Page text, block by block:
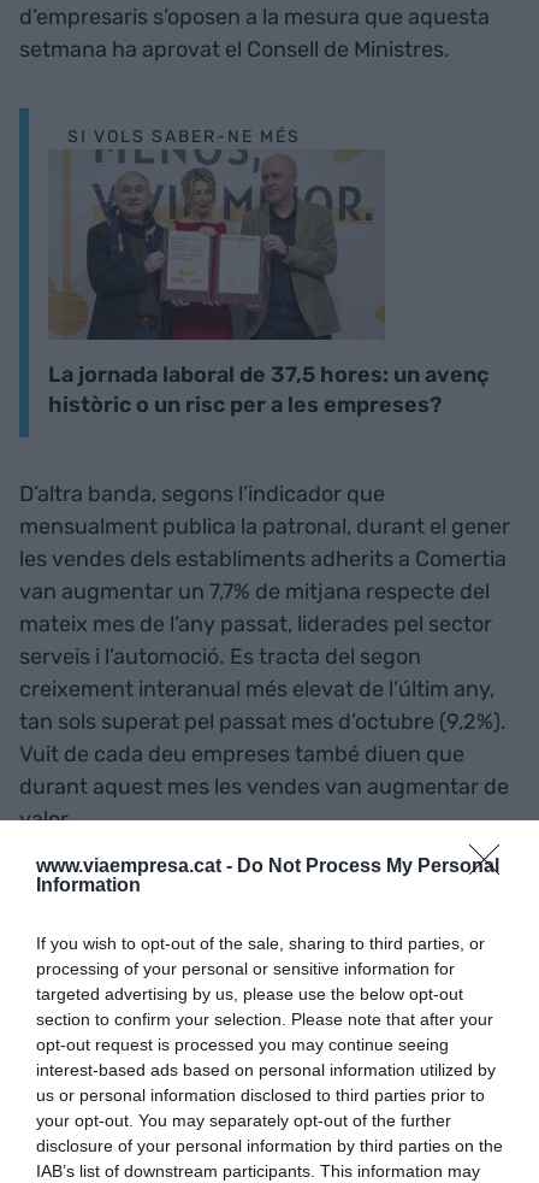
www.viaempresa.cat - Do Not Process My Personal
Information
If you wish to opt-out of the sale, sharing to third parties, or
processing of your personal or sensitive information for
targeted advertising by us, please use the below opt-out
section to confirm your selection. Please note that after your
opt-out request is processed you may continue seeing
interest-based ads based on personal information utilized by
us or personal information disclosed to third parties prior to
your opt-out. You may separately opt-out of the further
disclosure of your personal information by third parties on the
IAB’s list of downstream participants. This information may
d’empresaris s’oposen a la mesura que aquesta
setmana ha aprovat el Consell de Ministres.
SI VOLS SABER-NE MÉS
La jornada laboral de 37,5 hores: un avenç
històric o un risc per a les empreses?
D’altra banda, segons l’indicador que
mensualment publica la patronal, durant el gener
les vendes dels establiments adherits a Comertia
van augmentar un 7,7% de mitjana respecte del
mateix mes de l’any passat, liderades pel sector
serveis i l’automoció. Es tracta del segon
creixement interanual més elevat de l’últim any,
tan sols superat pel passat mes d’octubre (9,2%).
Vuit de cada deu empreses també diuen que
durant aquest mes les vendes van augmentar de
valor.
Pel que fa a la plantilla, tan sols un 22% manifesta
l’ha mantingut. En relació amb la venda en línia, la
mitjana de creixement es va situar en el 6,6%
anual. El pes sobre el total de vendes va ser del
6,3%.
AfegirVIA Empresacom a font preferida de
Google de forma gratuïta